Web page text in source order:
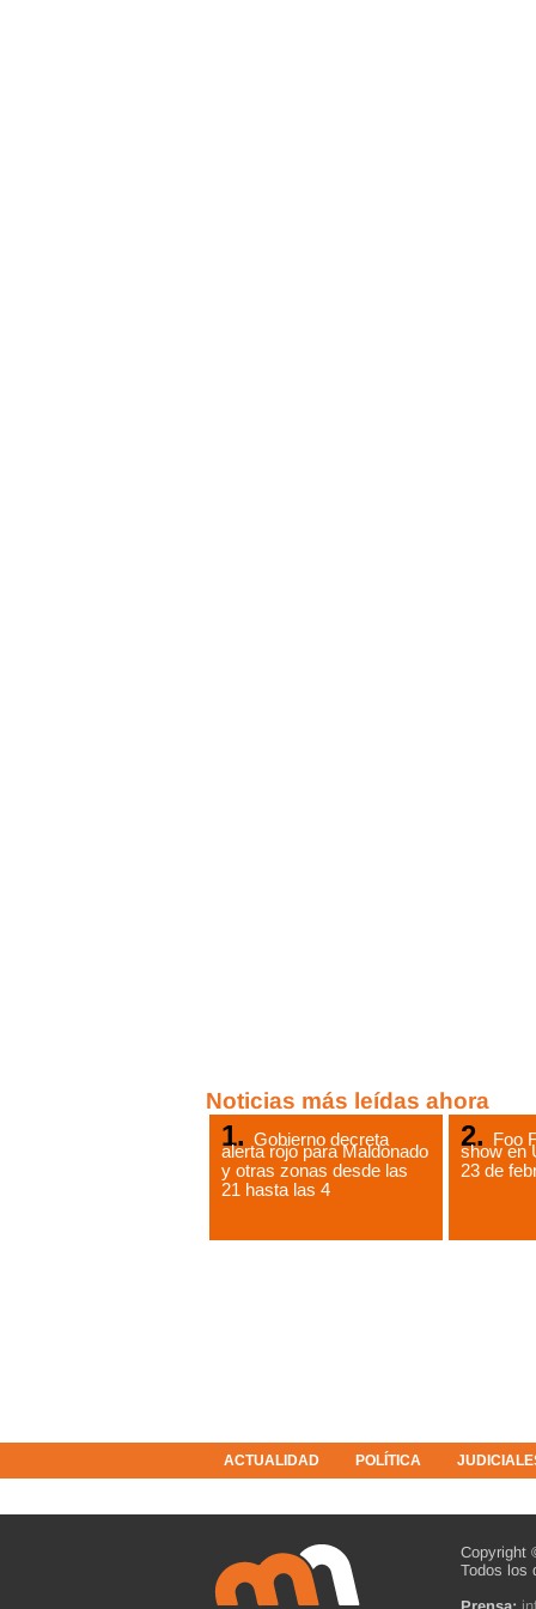
Noticias más leídas ahora
Gobierno decreta
alerta rojo para Maldonado
y otras zonas desde las
21 hasta las 4
Foo
show en
23 de
ACTUALIDAD POLÍTICA
Copyright
Todos los